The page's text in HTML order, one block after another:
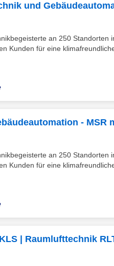
und
an 250 Standorten
Kunden für eine klimafreundliche
- MSR
an 250 Standorten
Kunden für eine klimafreundliche
| Raumlufttechnik